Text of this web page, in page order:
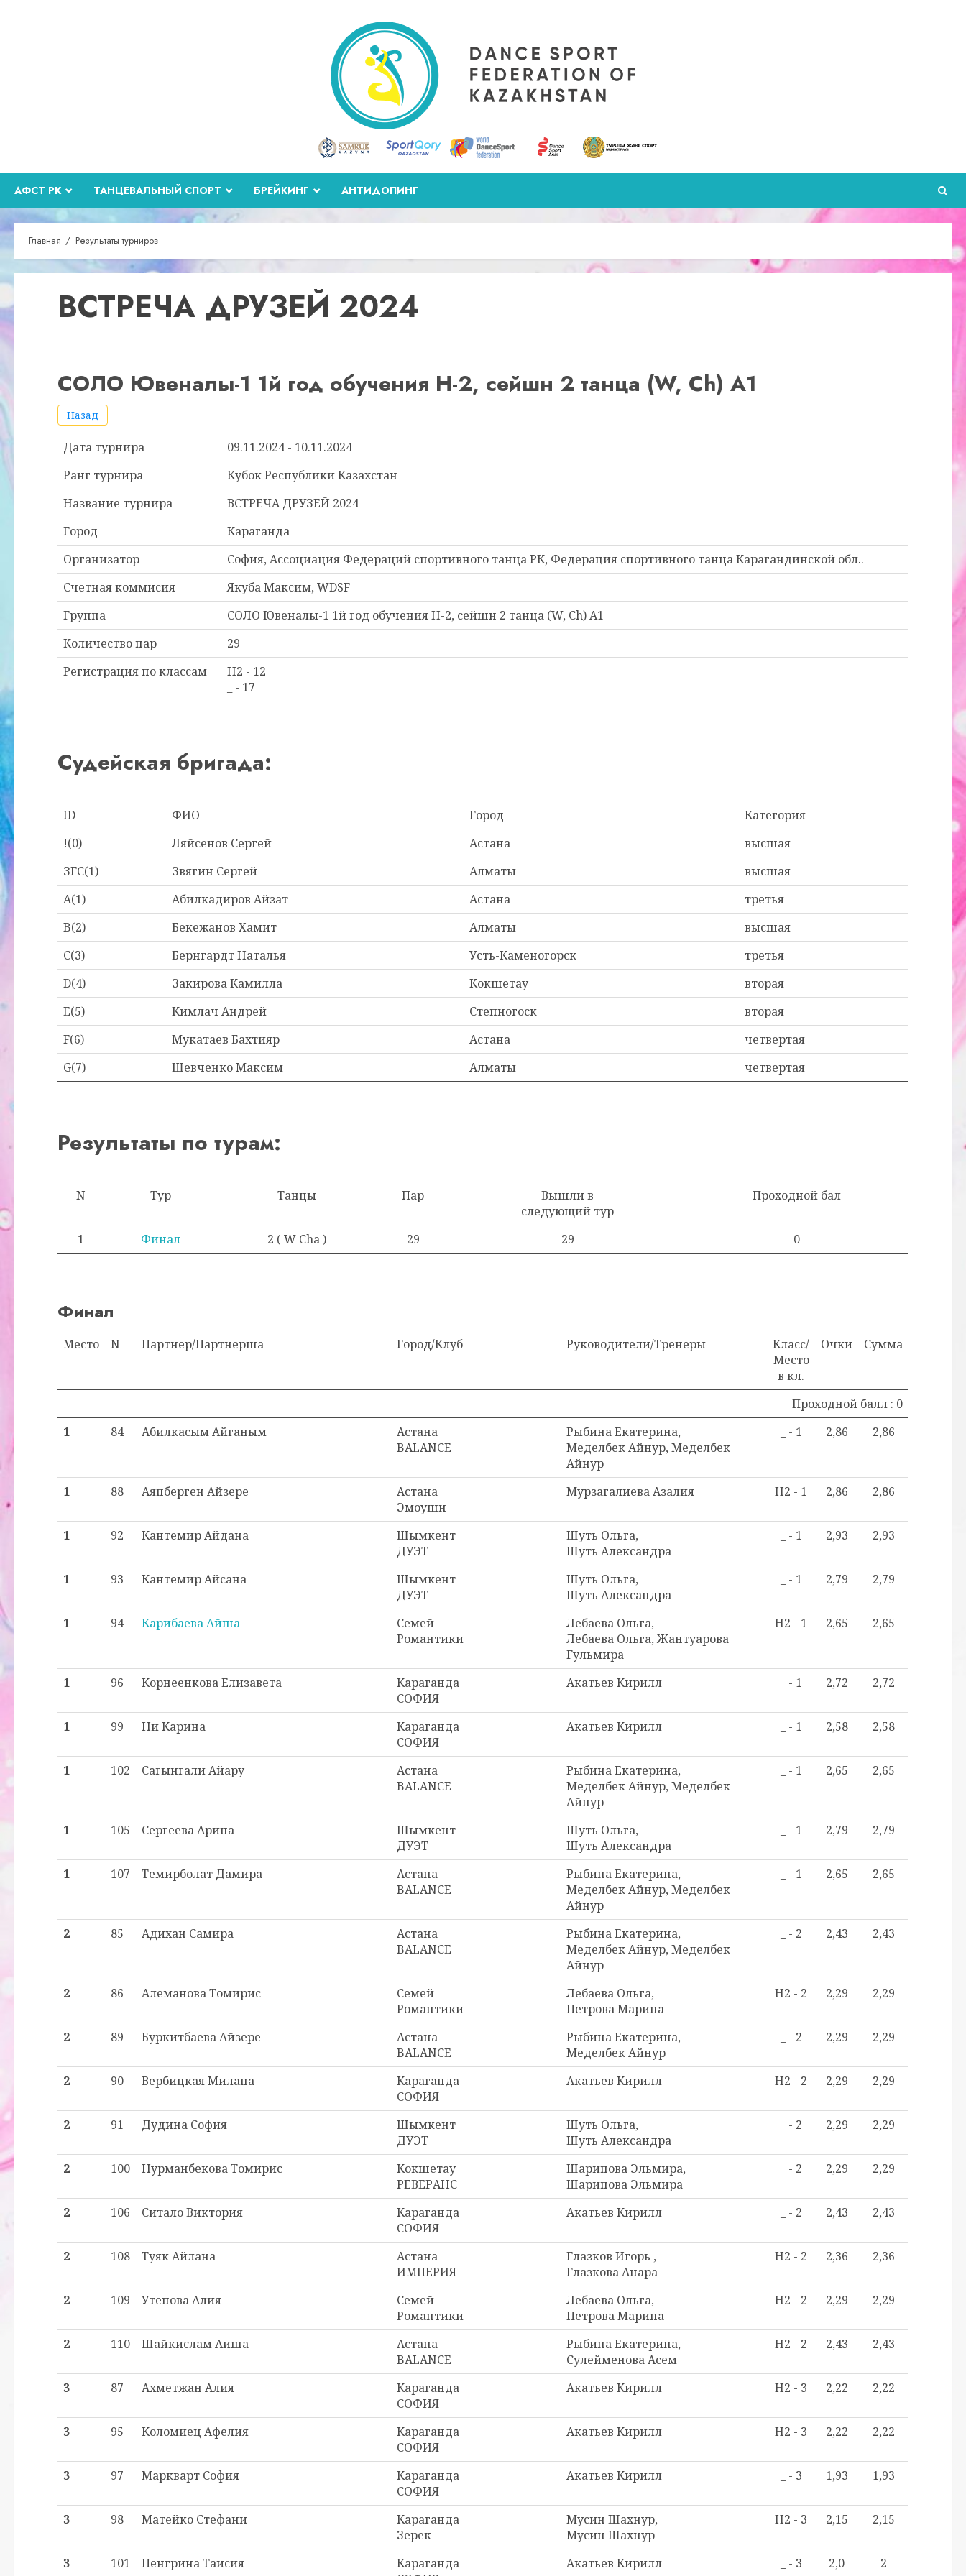
АФСТ РК ТАНЦЕВАЛЬНЫЙ СПОРТ БРЕЙКИНГ АНТИДОПИНГ
Главная Результаты турниров
ВСТРЕЧА ДРУЗЕЙ 2024
СОЛО Ювеналы-1 1й год обучения Н-2, сейшн 2 танца (W, Ch) А1
Назад
Дата турнира
09.11.2024 - 10.11.2024
Ранг турнира
Кубок Республики Казахстан
Название турнира
ВСТРЕЧА ДРУЗЕЙ 2024
Город
Караганда
Организатор
София, Ассоциация Федераций спортивного танца РК, Федерация спортивного танца Карагандинской обл..
Счетная коммисия
Якуба Максим, WDSF
Группа
СОЛО Ювеналы-1 1й год обучения Н-2, сейшн 2 танца (W, Ch) А1
Количество пар
29
Регистрация по классам
H2 - 12
_ - 17
Судейская бригада:
ID ФИО Город
Категория
!(0)
Ляйсенов Сергей Астана
высшая
ЗГС(1)
Звягин Сергей Алматы
высшая
A(1)
Абилкадиров Айзат Астана
третья
B(2)
Бекежанов Хамит Алматы
высшая
C(3)
Бернгардт Наталья Усть-Каменогорск
третья
D(4)
Закирова Камилла Кокшетау
вторая
E(5)
Кимлач Андрей Степногоск
вторая
F(6)
Мукатаев Бахтияр Астана
четвертая
G(7)
Шевченко Максим Алматы четвертая
Результаты по турам:
N Тур Танцы Пар
Вышли в
следующий тур
Проходной бал
1 Финал 2 ( W Cha ) 29 29 0
Финал
Проходной балл : 0
Место N Партнер/Партнерша Город/Клуб Руководители/Тренеры
Класс/
Место
в кл.
Очки Сумма
1 84 Абилкасым Айганым
Астана
BALANCE
Рыбина Екатерина,
Меделбек Айнур, Меделбек
Айнур
_ - 1 2,86 2,86
1 88 Аяпберген Айзере
Астана
Эмоушн
Мурзагалиева Азалия H2 - 1 2,86 2,86
1 92 Кантемир Айдана
Шымкент
ДУЭТ
Шуть Ольга,
Шуть Александра
_ - 1 2,93 2,93
1 93 Кантемир Айсана
Шымкент
ДУЭТ
Шуть Ольга,
Шуть Александра
_ - 1 2,79 2,79
1 94 Карибаева Айша
Семей
Романтики
Лебаева Ольга,
Лебаева Ольга, Жантуарова
Гульмира
H2 - 1 2,65 2,65
1 96 Корнеенкова Елизавета
Караганда
СОФИЯ
Акатьев Кирилл _ - 1 2,72 2,72
1 99 Ни Карина
Караганда
СОФИЯ
Акатьев Кирилл _ - 1 2,58 2,58
1 102 Сагынгали Айару
Астана
BALANCE
Рыбина Екатерина,
Меделбек Айнур, Меделбек
Айнур
_ - 1 2,65 2,65
1 105 Сергеева Арина
Шымкент
ДУЭТ
Шуть Ольга,
Шуть Александра
_ - 1 2,79 2,79
1 107 Темирболат Дамира
Астана
BALANCE
Рыбина Екатерина,
Меделбек Айнур, Меделбек
Айнур
_ - 1 2,65 2,65
2 85 Адихан Самира
Астана
BALANCE
Рыбина Екатерина,
Меделбек Айнур, Меделбек
Айнур
_ - 2 2,43 2,43
2 86 Алеманова Томирис
Семей
Романтики
Лебаева Ольга,
Петрова Марина
H2 - 2 2,29 2,29
2 89 Буркитбаева Айзере
Астана
BALANCE
Рыбина Екатерина,
Меделбек Айнур
_ - 2 2,29 2,29
2 90 Вербицкая Милана
Караганда
СОФИЯ
Акатьев Кирилл H2 - 2 2,29 2,29
2 91 Дудина София
Шымкент
ДУЭТ
Шуть Ольга,
Шуть Александра
_ - 2 2,29 2,29
2 100 Нурманбекова Томирис
Кокшетау
РЕВЕРАНС
Шарипова Эльмира,
Шарипова Эльмира
_ - 2 2,29 2,29
2 106 Ситало Виктория
Караганда
СОФИЯ
Акатьев Кирилл _ - 2 2,43 2,43
2 108 Туяк Айлана
Астана
ИМПЕРИЯ
Глазков Игорь ,
Глазкова Анара
H2 - 2 2,36 2,36
2 109 Утепова Алия
Семей
Романтики
Лебаева Ольга,
Петрова Марина
H2 - 2 2,29 2,29
2 110 Шайкислам Аиша
Астана
BALANCE
Рыбина Екатерина,
Сулейменова Асем
H2 - 2 2,43 2,43
3 87 Ахметжан Алия
Караганда
СОФИЯ
Акатьев Кирилл H2 - 3 2,22 2,22
3 95 Коломиец Афелия
Караганда
СОФИЯ
Акатьев Кирилл H2 - 3 2,22 2,22
3 97 Маркварт София
Караганда
СОФИЯ
Акатьев Кирилл _ - 3 1,93 1,93
3 98 Матейко Стефани
Караганда
Зерек
Мусин Шахнур,
Мусин Шахнур
H2 - 3 2,15 2,15
3 101 Пенгрина Таисия
Караганда
Акатьев Кирилл _ - 3 2,0 2